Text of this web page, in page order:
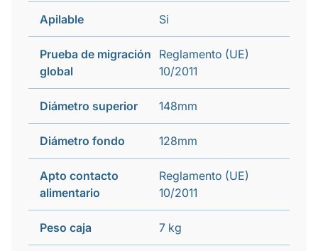
Apilable Si
Prueba de migración
global
Reglamento (UE)
10/2011
Diámetro superior 148mm
Diámetro fondo 128mm
Apto contacto
alimentario
Reglamento (UE)
10/2011
Peso caja 7 kg